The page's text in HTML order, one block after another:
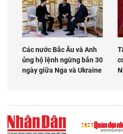
Các nước Bắc Âu và Anh
ủng hộ lệnh ngừng bắn 30
ngày giữa Nga và Ukraine